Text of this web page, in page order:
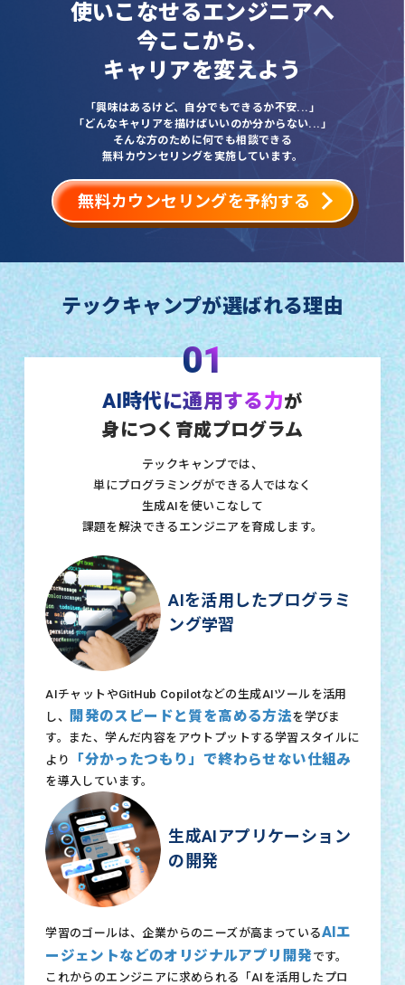
使いこなせるエンジニアへ
今ここから、
キャリアを変えよう
「興味はあるけど、自分でもできるか不安...」
「どんなキャリアを描けばいいのか分からない...」
そんな方のために何でも相談できる
無料カウンセリングを実施しています。
無料カウンセリングを予約する
テックキャンプが選ばれる理由
01
AI時代に通用する力が
身につく育成プログラム
テックキャンプでは、
単にプログラミングができる人ではなく
生成AIを使いこなして
課題を解決できるエンジニアを育成します。
AIを活用したプログラミ
ング学習
AIチャットやGitHub Copilotなどの生成AIツールを活用
し、
開発のスピードと質を高める方法を学びま
す。また、学んだ内容をアウトプットする学習スタイルに
より
「分かったつもり」で終わらせない仕組み
を導入しています。
生成AIアプリケーション
の開発
学習のゴールは、企業からのニーズが高まっているAIエ
ージェントなどのオリジナルアプリ開発です。
これからのエンジニアに求められる「AIを活用したプロ